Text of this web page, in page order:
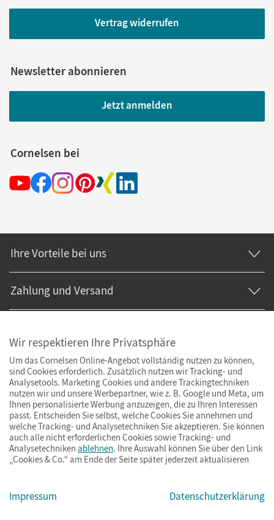
Vertrag widerrufen
Newsletter abonnieren
Jetzt anmelden
Cornelsen bei
Ihre Vorteile bei uns
Zahlung und Versand
© Cornelsen Verlag 2026
ImpressumAGBDatenschutzBarrierefreiheitCookies & Co.
Wir respektieren Ihre Privatsphäre
Um das Cornelsen Online-Angebot vollständig nutzen zu können,
sind Cookies erforderlich. Zusätzlich nutzen wir Tracking- und
Analysetools. Marketing Cookies und andere Trackingtechniken
nutzen wir und unsere Werbepartner, wie z. B. Google und Meta, um
Ihnen personalisierte Werbung anzuzeigen, die zu Ihren Interessen
passt. Entscheiden Sie selbst, welche Cookies Sie annehmen und
welche Tracking- und Analysetechniken Sie akzeptieren. Sie können
auch alle nicht erforderlichen Cookies sowie Tracking- und
Analysetechniken ablehnen. Ihre Auswahl können Sie über den Link
„Cookies & Co.“ am Ende der Seite später jederzeit aktualisieren
Impressum Datenschutzerklärung